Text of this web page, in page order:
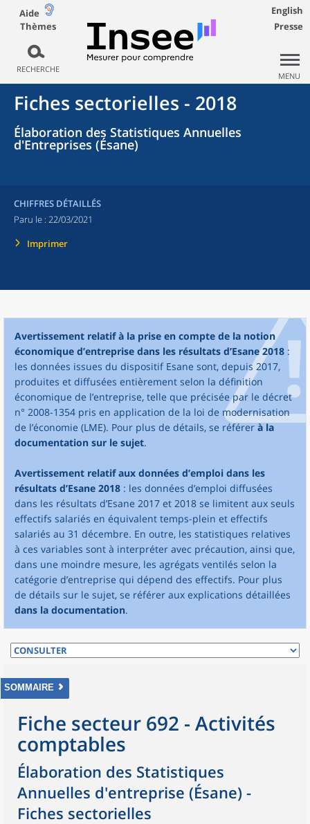
Aide
Thèmes
RECHERCHE
English
Presse
MENU
Fiches sectorielles - 2018
Élaboration des Statistiques Annuelles
d'Entreprises (Ésane)
CHIFFRES DÉTAILLÉS
Paru le : 22/03/2021
Imprimer
Avertissement relatif à la prise en compte de la notion
économique d’entreprise dans les résultats d’Esane 2018 :
les données issues du dispositif Esane sont, depuis 2017,
produites et diffusées entièrement selon la définition
économique de l’entreprise, telle que précisée par le décret
n° 2008-1354 pris en application de la loi de modernisation
de l’économie (LME). Pour plus de détails, se référerà la
documentation sur le sujet.
Avertissement relatif aux données d’emploi dans les
résultats d’Esane 2018 : les données d’emploi diffusées
dans les résultats d’Esane 2017 et 2018 se limitent aux seuls
effectifs salariés en équivalent temps-plein et effectifs
salariés au 31 décembre. En outre, les statistiques relatives
à ces variables sont à interpréter avec précaution, ainsi que,
dans une moindre mesure, les agrégats ventilés selon la
catégorie d’entreprise qui dépend des effectifs. Pour plus
de détails sur le sujet, se référer aux explications détaillées
dans la documentation.
SOMMAIRE
Fiche secteur 692 - Activités
comptables
Élaboration des Statistiques
Annuelles d'entreprise (Ésane) -
Fiches sectorielles